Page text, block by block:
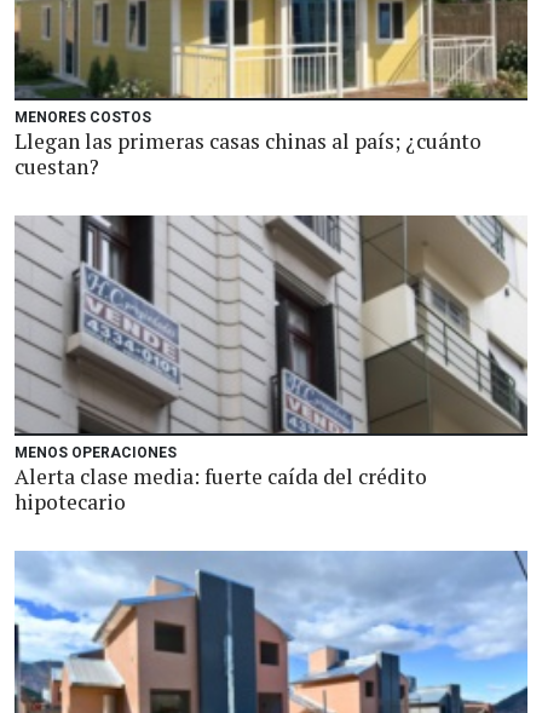
MENORES COSTOS
Llegan las primeras casas chinas al país; ¿cuánto
cuestan?
MENOS OPERACIONES
Alerta clase media: fuerte caída del crédito
hipotecario